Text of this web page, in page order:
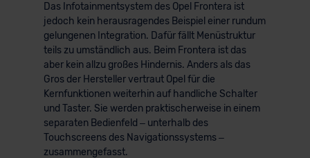
Das Infotainmentsystem des Opel Frontera ist
jedoch kein herausragendes Beispiel einer rundum
gelungenen Integration. Dafür fällt Menüstruktur
teils zu umständlich aus. Beim Frontera ist das
aber kein allzu großes Hindernis. Anders als das
Gros der Hersteller vertraut Opel für die
Kernfunktionen weiterhin auf handliche Schalter
und Taster. Sie werden praktischerweise in einem
separaten Bedienfeld – unterhalb des
Touchscreens des Navigationssystems –
zusammengefasst.